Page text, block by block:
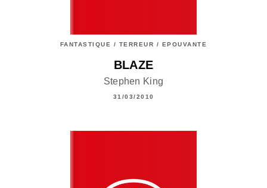
FANTASTIQUE / TERREUR / EPOUVANTE
BLAZE
Stephen King
31/03/2010